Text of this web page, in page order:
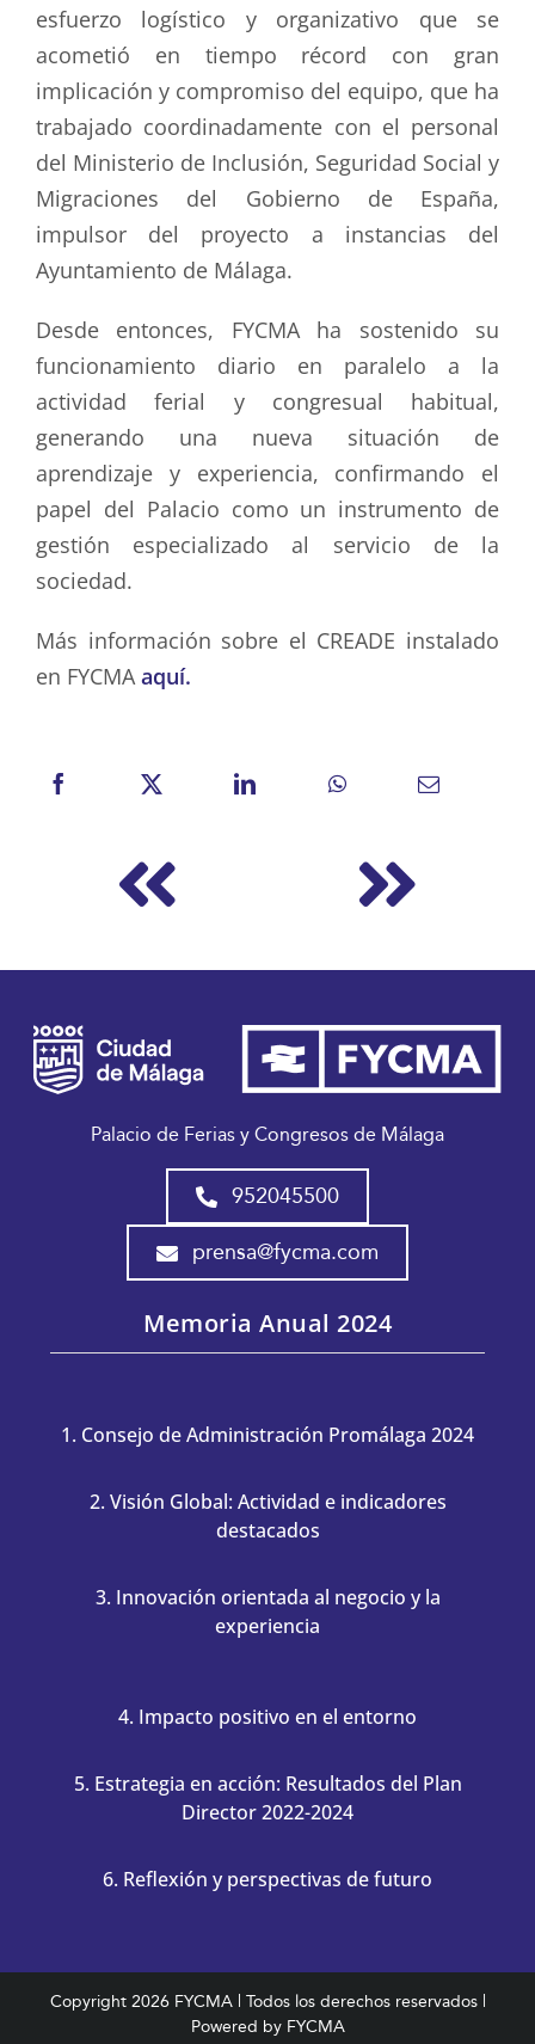
esfuerzo logístico y organizativo que se
acometió en tiempo récord con gran
implicación y compromiso del equipo, que ha
trabajado coordinadamente con el personal
del Ministerio de Inclusión, Seguridad Social y
Migraciones del Gobierno de España,
impulsor del proyecto a instancias del
Ayuntamiento de Málaga.
Desde entonces, FYCMA ha sostenido su
funcionamiento diario en paralelo a la
actividad ferial y congresual habitual,
generando una nueva situación de
aprendizaje y experiencia, confirmando el
papel del Palacio como un instrumento de
gestión especializado al servicio de la
sociedad.
Más información sobre el CREADE instalado
en FYCMAaquí.
Palacio de Ferias y Congresos de Málaga
952045500
prensa@fycma.com
Memoria Anual 2024
1. Consejo de Administración Promálaga 2024
2. Visión Global: Actividad e indicadores
destacados
3. Innovación orientada al negocio y la
experiencia
4. Impacto positivo en el entorno
5. Estrategia en acción: Resultados del Plan
Director 2022-2024
6. Reflexión y perspectivas de futuro
Copyright 2026 FYCMA | Todos los derechos reservados |
Powered by FYCMA